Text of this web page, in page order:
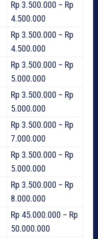
Rp 3.500.000 – Rp
4.500.000
Rp 3.500.000 – Rp
4.500.000
Rp 3.500.000 – Rp
5.000.000
Rp 3.500.000 – Rp
5.000.000
Rp 3.500.000 – Rp
7.000.000
Rp 3.500.000 – Rp
5.000.000
Rp 3.500.000 – Rp
8.000.000
Rp 45.000.000 – Rp
50.000.000